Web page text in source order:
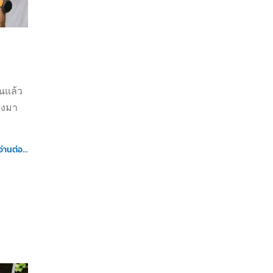
แล้ว
มา
านต่อ...